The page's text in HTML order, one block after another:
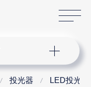
投光器 LED投光器